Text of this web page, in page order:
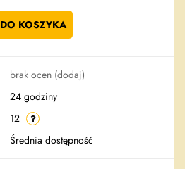
DO KOSZYKA
brak ocen (dodaj)
24 godziny
12
Średnia dostępność